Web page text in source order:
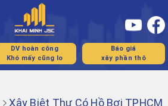
DV hoàn công
Khó mấy cũng lo
Báo giá
xây phần thô
Xây Biệt Thự Có Hồ Bơi TPHCM